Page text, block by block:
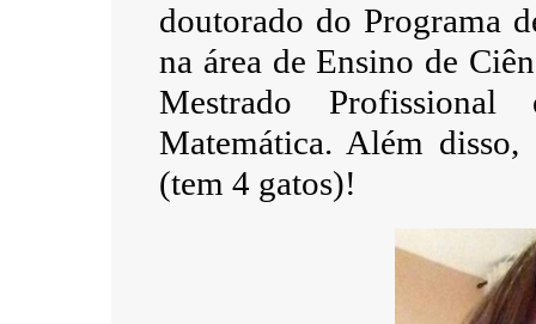
doutorado do Programa
na área de Ensino de
Mestrado
Matemática. Além
(tem 4 gatos)!